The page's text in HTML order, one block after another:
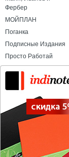
Фербер
МОЙПЛАН
Поганка
Подписные Издания
Просто Работай